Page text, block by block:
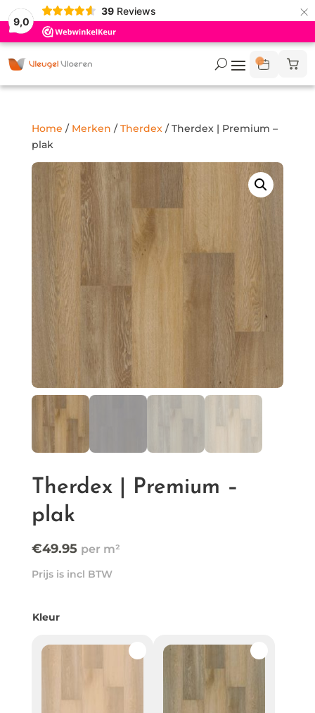
9,0
39 Reviews ×
Home / Merken /Therdex/ Therdex | Premium –
plak
Therdex | Premium –
plak
€49.95
Prijs is incl BTW
Kleur